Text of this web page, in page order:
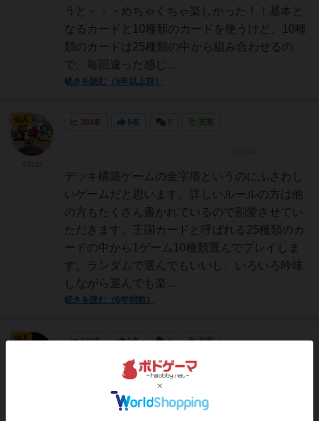
うと・・・めちゃくちゃ楽しかった！！基本と
なるカードと10種類のカードを使うけど、10種
類のカードは25種類の中から組み合わせるの
で、毎回違った感じ...
続きを読む（5年以上前）
303名 5名 充実
デッキ構築ゲームの金字塔というのにふさわし
いゲームだと思います。詳しいルールの方は他
の方もたくさん書かれているので割愛させてい
ただきます。王国カードと呼ばれる25種類のカ
ードの中から1ゲーム10種類選んでプレイしま
す。ランダムで選んでもいいし、いろいろ吟味
しながら選んでも楽...
続きを読む（6年弱前）
仙人
279名 1名 0 充実
カードを使いこなして自分のデッキを強くして
いけ!!拡張も多数出ていて評判も非常に良い名
仙人